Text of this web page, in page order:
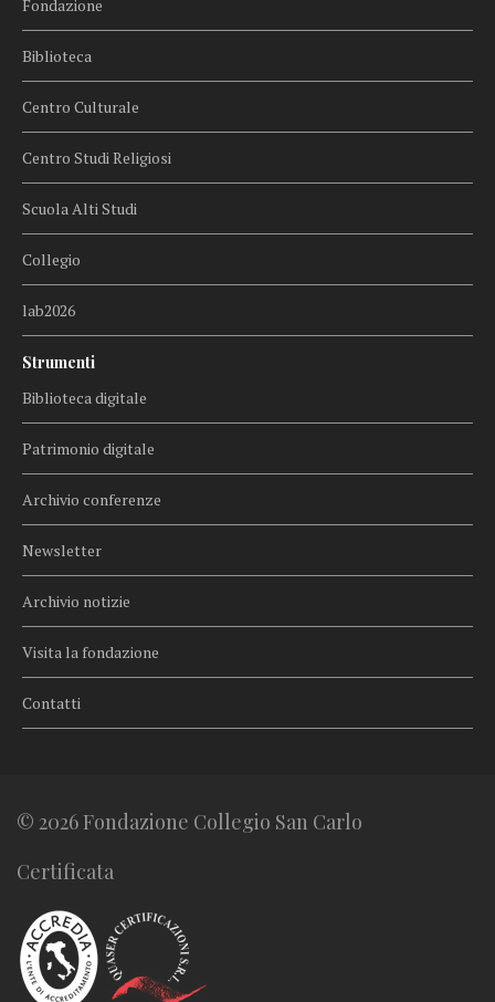
Fondazione
Biblioteca
Centro Culturale
Centro Studi Religiosi
Scuola Alti Studi
Collegio
lab2026
Strumenti
Biblioteca digitale
Patrimonio digitale
Archivio conferenze
Newsletter
Archivio notizie
Visita la fondazione
Contatti
© 2026 Fondazione Collegio San Carlo
Certificata